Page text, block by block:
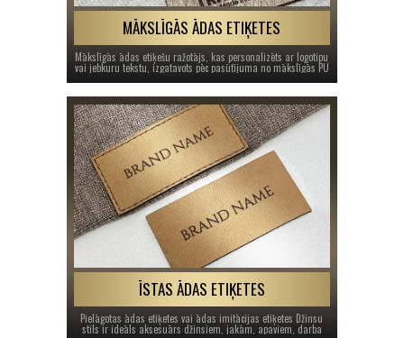
MĀKSLĪGĀS ĀDAS ETIĶETES
Mākslīgās ādas etiķešu ražotājs, kas personalizēts ar logotipu
vai jebkuru tekstu, izgatavots pēc pasūtījuma no mākslīgās PU
ĪSTAS ĀDAS ETIĶETES
Pielāgotas ādas etiķetes vai ādas imitācijas etiķetes Džinsu
stils ir ideāls aksesuārs džinsiem, jakām, apaviem, darba